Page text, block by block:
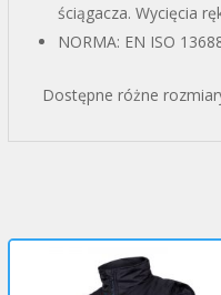
ściągacza. Wycięcia
NORMA: EN ISO
Dostępne różne